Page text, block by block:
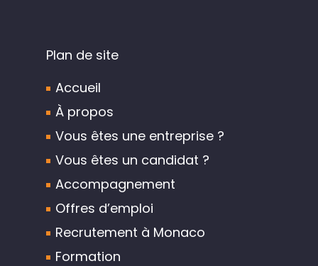
Plan de site
Accueil
À propos
Vous êtes une entreprise ?
Vous êtes un candidat ?
Accompagnement
Offres d’emploi
Recrutement à Monaco
Formation